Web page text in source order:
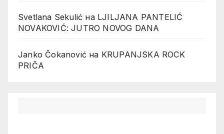
Svetlana Sekulić на LJILJANA PANTELIĆ
NOVAKOVIĆ: JUTRO NOVOG DANA
Janko Čokanović на KRUPANJSKA ROCK
PRIČA